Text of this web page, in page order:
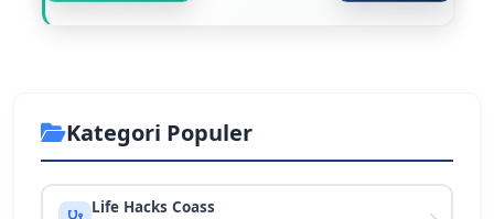
Kategori Populer
Life Hacks Coass